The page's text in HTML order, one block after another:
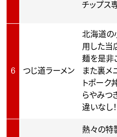
チップス
6 つじ道ラーメン
北海道の
用した当
麺を是非
また裏メ
トポーク
らやみつ
違いなし！
熱々の特